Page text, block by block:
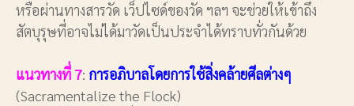
หรือผ่านทางสารวัด เว็ปไซด์ของวัด ฯลฯ จะช่วยให้เข้าถึง
สัตบุรุษที่อาจไม่ได้มาวัดเป็นประจำได้ทราบทั่วกันด้วย
แนวทางที่ 7: การอภิบาลโดยการใช้สิ่งคล้ายศีลต่างๆ
(Sacramentalize the Flock)